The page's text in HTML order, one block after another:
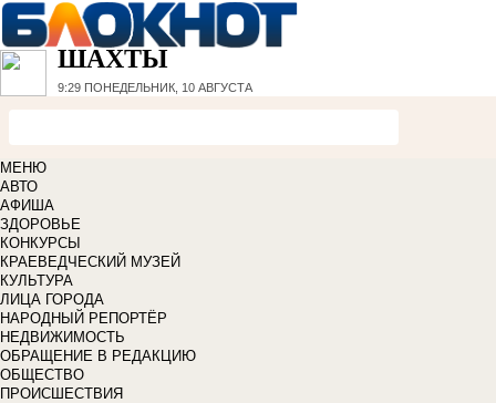
ШАХТЫ
9:29 ПОНЕДЕЛЬНИК, 10 АВГУСТА
МЕНЮ
АВТО
АФИША
ЗДОРОВЬЕ
КОНКУРСЫ
КРАЕВЕДЧЕСКИЙ МУЗЕЙ
КУЛЬТУРА
ЛИЦА ГОРОДА
НАРОДНЫЙ РЕПОРТЁР
НЕДВИЖИМОСТЬ
ОБРАЩЕНИЕ В РЕДАКЦИЮ
ОБЩЕСТВО
ПРОИСШЕСТВИЯ